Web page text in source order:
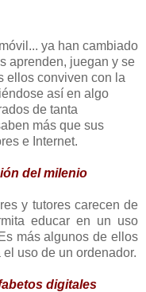
ya han cambiado
aprenden, juegan y se
ellos conviven con la
así en algo
de tanta
más que sus
e Internet.
del milenio
y tutores carecen de
educar en un uso
más algunos de ellos
uso de un ordenador.
digitales